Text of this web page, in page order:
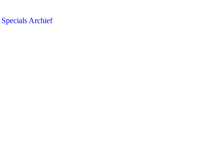
Specials Archief